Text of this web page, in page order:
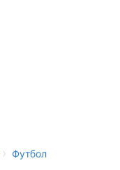
› Футбол